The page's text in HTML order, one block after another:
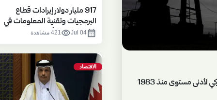
لأدنى مستوى منذ 1983
917 مليار دولار إيرادات قطاع
البرمجيات وتقنية المعلومات في
الصين خلال 5 أشهر
calendar_month
Jul 04
visibility 421 مشاهدة
الاقتصاد